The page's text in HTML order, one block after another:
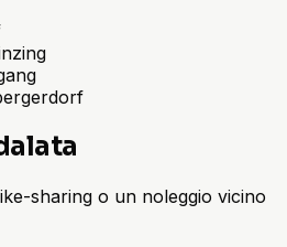
sharing o un noleggio vicino